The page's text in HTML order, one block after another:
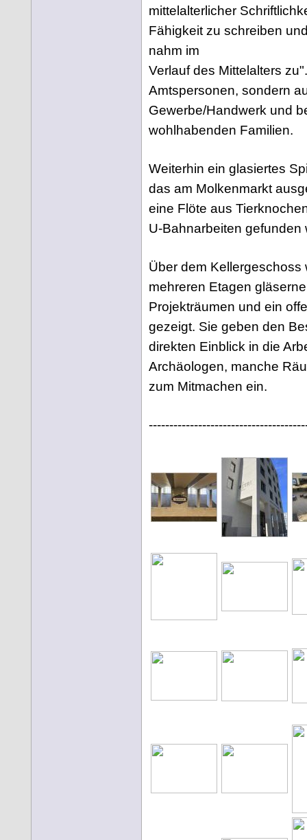
mittelalterlicher
Fähigkeit zu schreiben
nahm im
Verlauf des Mittelalters
Amtspersonen, sondern
Gewerbe/Handwerk und
wohlhabenden Familien.
Weiterhin ein glasiertes
das am Molkenmarkt
eine Flöte aus
U-Bahnarbeiten gefunden
Über dem Kellergeschoss
mehreren Etagen
Projekträumen und ein
gezeigt. Sie geben den
direkten Einblick in die
Archäologen, manche
zum Mitmachen ein.